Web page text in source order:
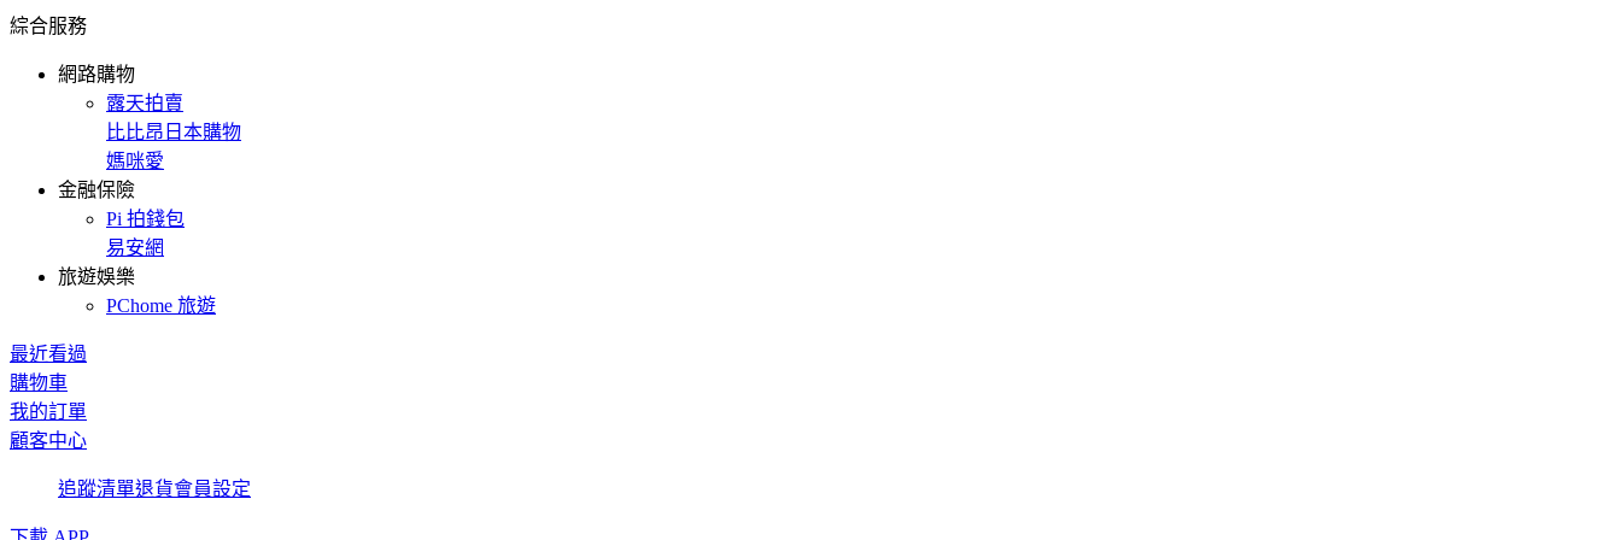
綜合服務
網路購物
露天拍賣
比比昂日本購物
媽咪愛
金融保險
Pi 拍錢包
易安網
旅遊娛樂
PChome 旅遊
最近看過
購物車
我的訂單
顧客中心
追蹤清單退貨會員設定